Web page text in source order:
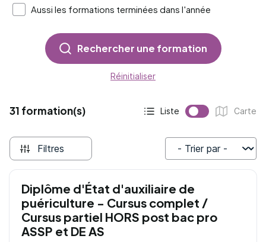
Aussi les formations terminées dans l'année
Rechercher une formation
Réinitialiser
31 formation(s)
Affichage actif :
Liste
Affichage :
Carte
Filtres
Trier par
Diplôme d'État d'auxiliaire de
puériculture - Cursus complet /
Cursus partiel HORS post bac pro
ASSP et DE AS